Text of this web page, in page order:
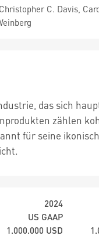
C. Davis,
das sich
zählen
für seine
2024
US GAAP
1.000.000 USD